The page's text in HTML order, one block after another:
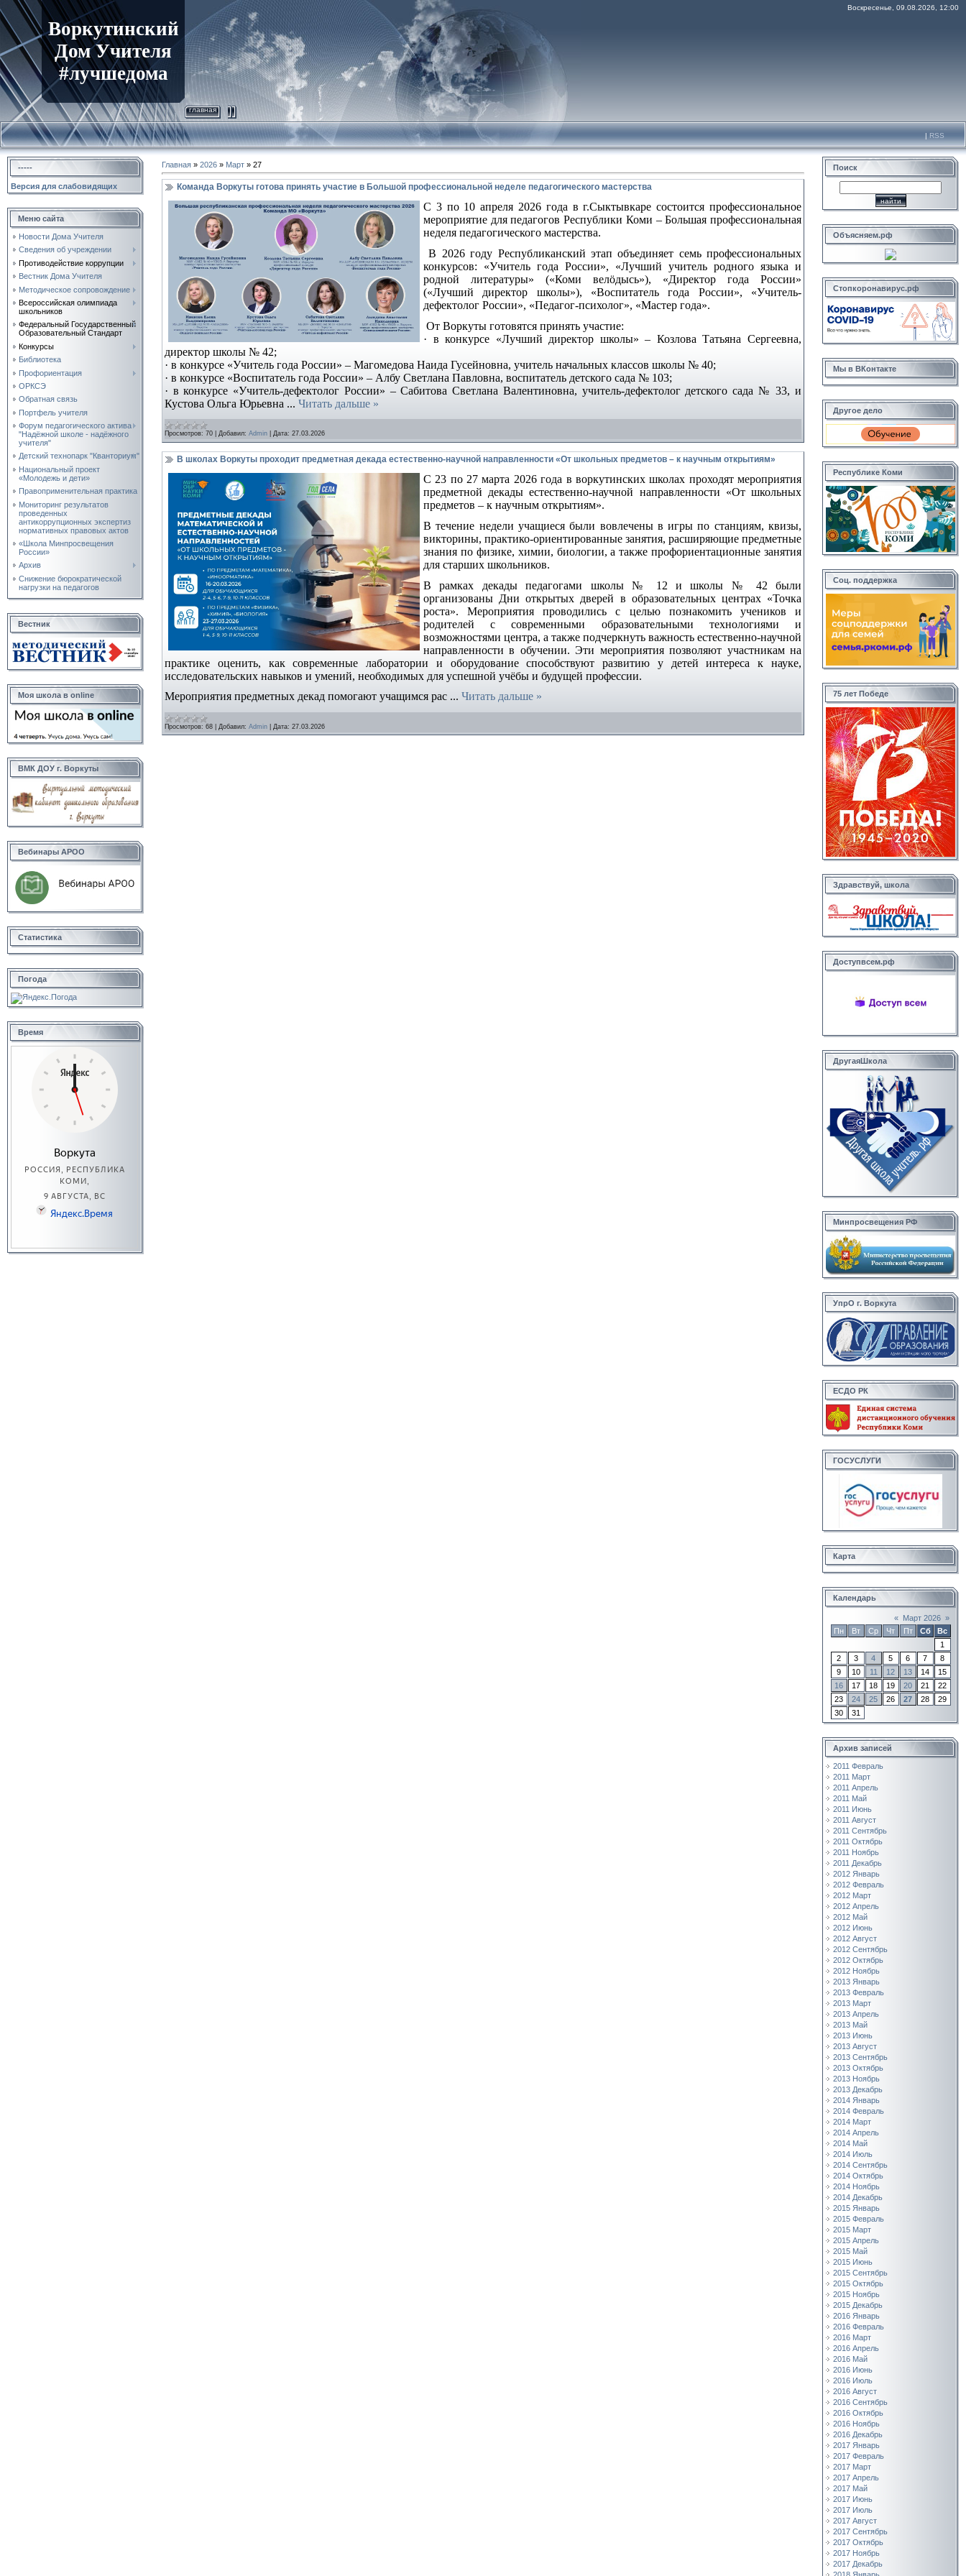
Воркутинский
Дом Учителя
#лучшедома
Воскресенье, 09.08.2026, 12:00
главная
| RSS
-----
Версия для слабовидящих
Меню сайта
Новости Дома Учителя
Сведения об учреждении
Противодействие коррупции
Вестник Дома Учителя
Методическое сопровождение
Всероссийская олимпиада
школьников
Федеральный Государственный
Образовательный Стандарт
Конкурсы
Библиотека
Профориентация
ОРКСЭ
Обратная связь
Портфель учителя
Форум педагогического актива
"Надёжной школе - надёжного
учителя"
Детский технопарк "Кванториум"
Национальный проект
«Молодежь и дети»
Правоприменительная практика
Мониторинг результатов
проведенных
антикоррупционных экспертиз
нормативных правовых актов
«Школа Минпросвещения
России»
Архив
Снижение бюрократической
нагрузки на педагогов
Вестник
Моя школа в online
ВМК ДОУ г. Воркуты
Вебинары АРОО
Статистика
Погода
Время
Главная » 2026 » Март » 27
Команда Воркуты готова принять участие в Большой профессиональной неделе педагогического мастерства
С 3 по 10 апреля 2026 года в г.Сыктывкаре состоится профессиональное
мероприятие для педагогов Республики Коми – Большая профессиональная
неделя педагогического мастерства.
В 2026 году Республиканский этап объединяет семь профессиональных
конкурсов: «Учитель года России», «Лучший учитель родного языка и
родной литературы» («Коми велӧдысь»), «Директор года России»
(«Лучший директор школы»), «Воспитатель года России», «Учитель-
дефектолог России», «Педагог-психолог», «Мастер года».
От Воркуты готовятся принять участие:
· в конкурсе «Лучший директор школы» – Козлова Татьяна Сергеевна,
директор школы № 42;
· в конкурсе «Учитель года России» – Магомедова Наида Гусейновна, учитель начальных классов школы № 40;
· в конкурсе «Воспитатель года России» – Албу Светлана Павловна, воспитатель детского сада № 103;
· в конкурсе «Учитель-дефектолог России» – Сабитова Светлана Валентиновна, учитель-дефектолог детского сада № 33, и
Кустова Ольга Юрьевна ... Читать дальше »
Просмотров: 70 Добавил: Admin Дата: 27.03.2026
В школах Воркуты проходит предметная декада естественно-научной направленности «От школьных предметов – к научным открытиям»
С 23 по 27 марта 2026 года в воркутинских школах проходят мероприятия
предметной декады естественно-научной направленности «От школьных
предметов – к научным открытиям».
В течение недели учащиеся были вовлечены в игры по станциям, квизы,
викторины, практико-ориентированные занятия, расширяющие предметные
знания по физике, химии, биологии, а также профориентационные занятия
для старших школьников.
В рамках декады педагогами школы № 12 и школы № 42 были
организованы Дни открытых дверей в образовательных центрах «Точка
роста». Мероприятия проводились с целью познакомить учеников и
родителей с современными образовательными технологиями и
возможностями центра, а также подчеркнуть важность естественно-научной
направленности в обучении. Эти мероприятия позволяют участникам на
практике оценить, как современные лаборатории и оборудование способствуют развитию у детей интереса к науке,
исследовательских навыков и умений, необходимых для успешной учёбы и будущей профессии.
Мероприятия предметных декад помогают учащимся рас ... Читать дальше »
Просмотров: 68 Добавил: Admin Дата: 27.03.2026
Поиск
Объясняем.рф
Стопкоронавирус.рф
Мы в ВКонтакте
Другое дело
Республике Коми
Соц. поддержка
75 лет Победе
Здравствуй, школа
Доступвсем.рф
ДругаяШкола
Минпросвещения РФ
УпрО г. Воркута
ЕСДО РК
ГОСУСЛУГИ
Карта
Календарь
« Март 2026 »
Пн
Вт Ср Чт Пт Сб
Вс
1
2
3 4 5 6 7
8
9
10 11 12 13 14
15
16
17 18 19 20 21
22
23
24 25 26 27 28
29
30
31
Архив записей
2011 Февраль
2011 Март
2011 Апрель
2011 Май
2011 Июнь
2011 Август
2011 Сентябрь
2011 Октябрь
2011 Ноябрь
2011 Декабрь
2012 Январь
2012 Февраль
2012 Март
2012 Апрель
2012 Май
2012 Июнь
2012 Август
2012 Сентябрь
2012 Октябрь
2012 Ноябрь
2013 Январь
2013 Февраль
2013 Март
2013 Апрель
2013 Май
2013 Июнь
2013 Август
2013 Сентябрь
2013 Октябрь
2013 Ноябрь
2013 Декабрь
2014 Январь
2014 Февраль
2014 Март
2014 Апрель
2014 Май
2014 Июль
2014 Сентябрь
2014 Октябрь
2014 Ноябрь
2014 Декабрь
2015 Январь
2015 Февраль
2015 Март
2015 Апрель
2015 Май
2015 Июнь
2015 Сентябрь
2015 Октябрь
2015 Ноябрь
2015 Декабрь
2016 Январь
2016 Февраль
2016 Март
2016 Апрель
2016 Май
2016 Июнь
2016 Июль
2016 Август
2016 Сентябрь
2016 Октябрь
2016 Ноябрь
2016 Декабрь
2017 Январь
2017 Февраль
2017 Март
2017 Апрель
2017 Май
2017 Июнь
2017 Июль
2017 Август
2017 Сентябрь
2017 Октябрь
2017 Ноябрь
2017 Декабрь